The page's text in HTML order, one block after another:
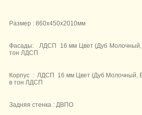
Размер : 860х450х2010мм
Фасады: ЛДСП 16 мм Цвет (Дуб Молочный,
тон ЛДСП
Корпус : ЛДСП 16 мм Цвет (Дуб Молочный,
в тон ЛДСП
Задняя стенка : ДВПО